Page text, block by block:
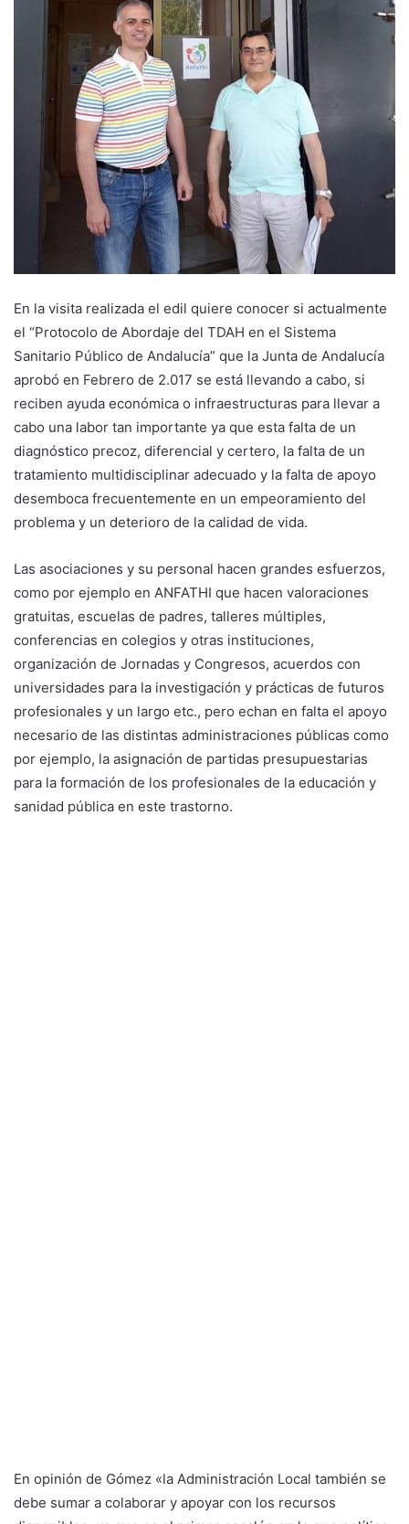
En la visita realizada el edil quiere conocer si actualmente
el “Protocolo de Abordaje del TDAH en el Sistema
Sanitario Público de Andalucía” que la Junta de Andalucía
aprobó en Febrero de 2.017 se está llevando a cabo, si
reciben ayuda económica o infraestructuras para llevar a
cabo una labor tan importante ya que esta falta de un
diagnóstico precoz, diferencial y certero, la falta de un
tratamiento multidisciplinar adecuado y la falta de apoyo
desemboca frecuentemente en un empeoramiento del
problema y un deterioro de la calidad de vida.
Las asociaciones y su personal hacen grandes esfuerzos,
como por ejemplo en ANFATHI que hacen valoraciones
gratuitas, escuelas de padres, talleres múltiples,
conferencias en colegios y otras instituciones,
organización de Jornadas y Congresos, acuerdos con
universidades para la investigación y prácticas de futuros
profesionales y un largo etc., pero echan en falta el apoyo
necesario de las distintas administraciones públicas como
por ejemplo, la asignación de partidas presupuestarias
para la formación de los profesionales de la educación y
sanidad pública en este trastorno.
En opinión de Gómez «la Administración Local también se
debe sumar a colaborar y apoyar con los recursos